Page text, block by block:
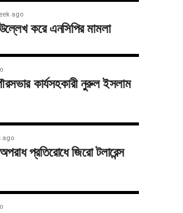
ago
করে এনসিপির মামলা
কার্যসহকারী নুরুল ইসলাম
ago
প্রতিরোধে জিরো টলারেন্স